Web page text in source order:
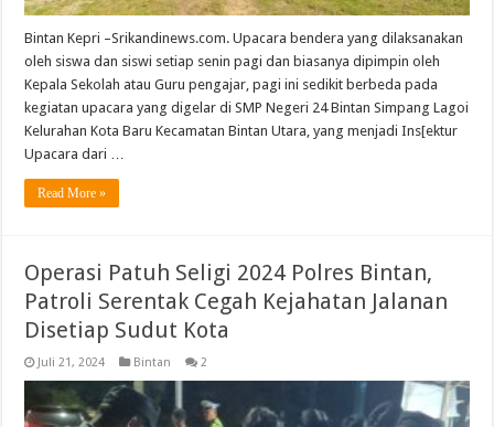
Bintan Kepri –Srikandinews.com. Upacara bendera yang dilaksanakan
oleh siswa dan siswi setiap senin pagi dan biasanya dipimpin oleh
Kepala Sekolah atau Guru pengajar, pagi ini sedikit berbeda pada
kegiatan upacara yang digelar di SMP Negeri 24 Bintan Simpang Lagoi
Kelurahan Kota Baru Kecamatan Bintan Utara, yang menjadi Ins[ektur
Upacara dari …
Read More »
Operasi Patuh Seligi 2024 Polres Bintan,
Patroli Serentak Cegah Kejahatan Jalanan
Disetiap Sudut Kota
Juli 21, 2024 Bintan 2